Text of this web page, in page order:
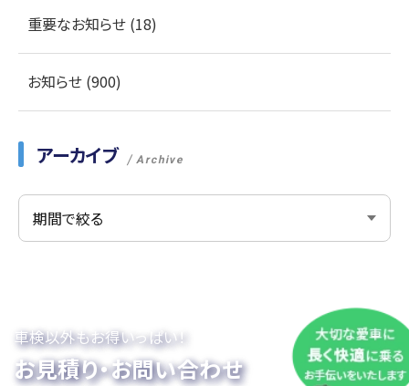
重要なお知らせ (18)
お知らせ (900)
アーカイブ Archive
車検以外もお得いっぱい！
お見積り・お問い合わせ